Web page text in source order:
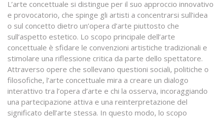
L’arte concettuale si distingue per il suo approccio innovativo
e provocatorio, che spinge gli artisti a concentrarsi sull’idea
o sul concetto dietro un’opera d’arte piuttosto che
sull’aspetto estetico. Lo scopo principale dell’arte
concettuale è sfidare le convenzioni artistiche tradizionali e
stimolare una riflessione critica da parte dello spettatore.
Attraverso opere che sollevano questioni sociali, politiche o
filosofiche, l’arte concettuale mira a creare un dialogo
interattivo tra l’opera d’arte e chi la osserva, incoraggiando
una partecipazione attiva e una reinterpretazione del
significato dell’arte stessa. In questo modo, lo scopo